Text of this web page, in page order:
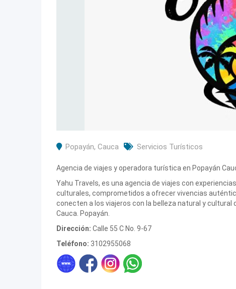
Popayán, Cauca Servicios Turísticos
Agencia de viajes y operadora turística en Popayán
Yahu Travels, es una agencia de viajes con
culturales, comprometidos a ofrecer vivencias
conecten a los viajeros con la belleza natural y cultural
Cauca. Popayán.
Dirección: Calle 55 C No. 9-67
Teléfono: 3102955068